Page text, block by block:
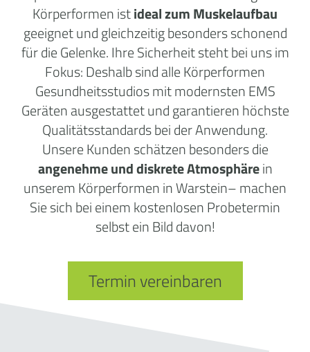
Körperformen istideal zum Muskelaufbau
geeignet und gleichzeitig besonders schonend
für die Gelenke. Ihre Sicherheit steht bei uns im
Fokus: Deshalb sind alle Körperformen
Gesundheitsstudios mit modernsten EMS
Geräten ausgestattet und garantieren höchste
Qualitätsstandards bei der Anwendung.
Unsere Kunden schätzen besonders die
angenehme und diskrete Atmosphärein
unserem Körperformen in Warstein– machen
Sie sich bei einem kostenlosen Probetermin
selbst ein Bild davon!
Termin vereinbaren